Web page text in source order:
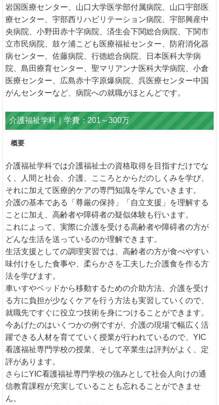
岩国医療センター、山口大学医学部付属病院、山口宇部医
療センター、宇部西リハビリテーション病院、宇部興産中
央病院、小野田赤十字病院、済生会下関総合病院、下関市
立市民病院、鼓ケ浦こども医療福祉センター、防府消化器
病センター、佐藤病院、行徳総合病院、日本医科大学病
院、島田療育センター、聖マリアンナ医科大学病院、小倉
医療センター、広島赤十字原爆病院、呉医療センター中国
がんセンターなど、病院への就職がほとんどです。
介護福祉学科｜学費：201～300万
概要
介護福祉学科では介護福祉士の資格取得を目指すだけでな
く、人間と社会、介護、こころとからだのしくみを学び、
それに加えて医療的ケアの専門知識を学んでいきます。
介護の基本である「尊厳の保持」「自立支援」を理解する
ことに加え、高齢者や障碍者の疑似体験も行います。
これによって、実際に介護を受ける高齢者や障碍者の方が
どんな生活を送っているのか理解できます。
生活支援としての調理実習では、高齢者の方が食べやすい
味付けをした食事や、柔らかさを工夫した介護食を作る方
法を学びます。
車いすやベッドから移動するための介助方法、介護を受け
る方に負担が少なくケアを行う方法も実習していくので、
就職先ですぐに役立つ技術を身につけることができます。
今あげたのはいくつかの例ですが、介護の現場で幅広く活
躍できる人材を育てていく授業が行われているので、YIC
看護福祉専門学校の授業、そして卒業生は評判がよく、定
評があります。
さらにYIC看護福祉専門学校の強みとして社会人向けの通
信教育課程が充実していることも忘れることができませ
ん。